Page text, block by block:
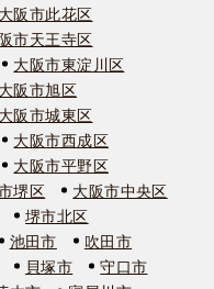
大阪市此花区
市天王寺区
大阪市東淀川区
大阪市旭区
大阪市城東区
大阪市西成区
大阪市平野区
堺区
大阪市中央区
堺市北区
池田市
吹田市
貝塚市
守口市